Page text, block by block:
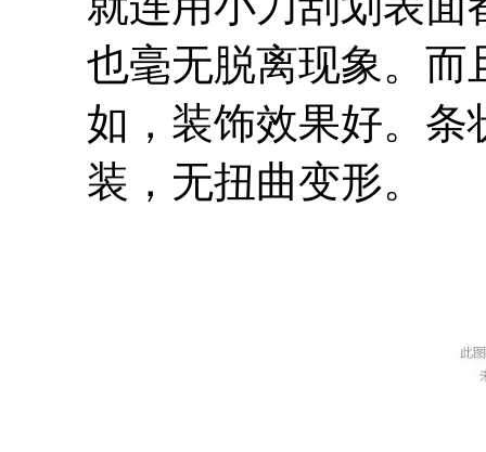
也毫无脱离现象。而
如，装饰效果好。条
装，无扭曲变形。